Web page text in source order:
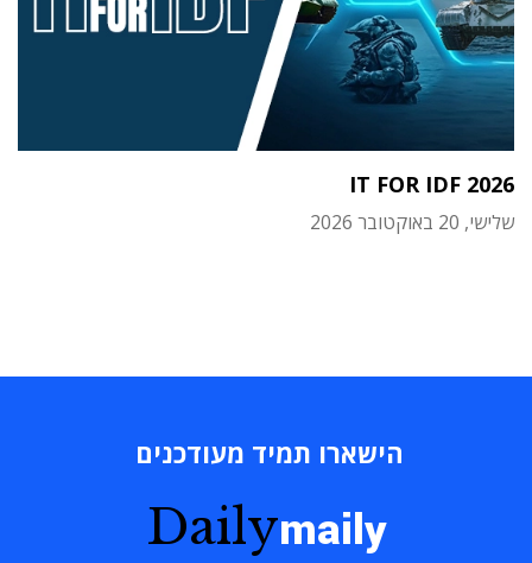
IT FOR IDF 2026
שלישי, 20 באוקטובר 2026
הישארו תמיד מעודכנים
Dailymaily